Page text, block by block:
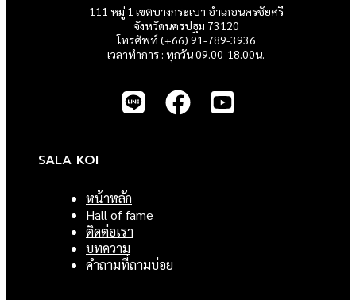
111 หมู่ 1 เขตบางกระเบา อำเภอนครชัยศรี
จังหวัดนครปฐม 73120
โทรศัพท์ (+66) 91-789-3936
เวลาทำการ : ทุกวัน 09.00-18.00น.
SALA KOI
หน้าหลัก
Hall of fame
ติดต่อเรา
บทความ
คำถามที่ถามบ่อย